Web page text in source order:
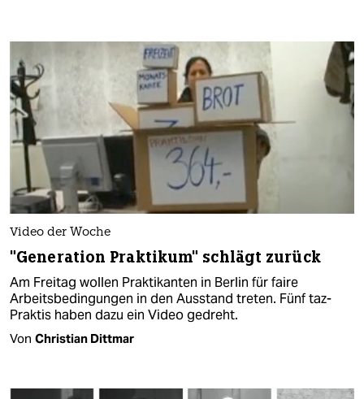
Video der Woche
"Generation Praktikum" schlägt zurück
Am Freitag wollen Praktikanten in Berlin für faire
Arbeitsbedingungen in den Ausstand treten. Fünf taz-
Praktis haben dazu ein Video gedreht.
Von Christian Dittmar